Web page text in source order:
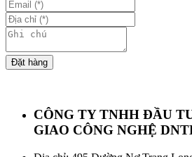
Đặt hàng
CÔNG TY TNHH ĐẦU
GIAO CÔNG NGHỆ